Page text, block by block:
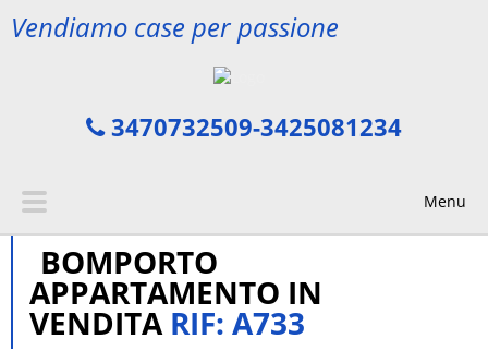
Vendiamo case per passione
3470732509-3425081234
Menu
BOMPORTO
APPARTAMENTO IN
VENDITA RIF: A733